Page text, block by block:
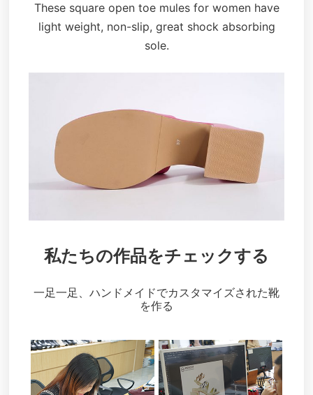
These square open toe mules for women have
light weight, non-slip, great shock absorbing
sole.
私たちの作品をチェックする
一足一足、ハンドメイドでカスタマイズされた靴
を作る